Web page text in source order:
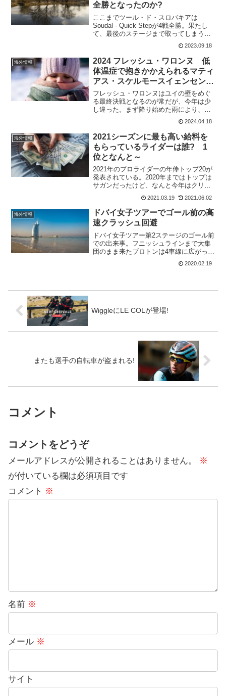
全勝となったのか?
ここまでツール・ド・スロバキアは
Soudal - Quick Stepが4戦全勝。果たし
て、最後のステージまで取ってしまうの
だろうか。他チームの奮起が期待され
る。第5ステージ ホロホヴェツ～プー
チョフ 183.5km最終ステージはフロホ
ヴ...
2023.09.18
海外情報
2024 フレッシュ・ワロンヌ 低
体温症で抱きかかえられるマティ
アス・スケルモースイェンセンの
悲壮な映像
フレッシュ・ワロンヌはユイの壁をめぐ
る最終決戦となるのが常だが、今年は少
し違った。まず降り始めた雨により、寒
さで脱落する選手が多数。最終完走者は
44人という厳しいレースとなった。気温4
度で雨ならば、身体がうける影響は氷点
下だ。リタイヤした中...
2024.04.18
海外情報
2021シーズンに最も高い給料を
もらっているライダーは誰? 1
位となんと～
2021年のプロライダーの年俸トップ20が
発表されている。2020年まではトップは
サガンだったけど、なんと今年はクリ
ス・フルームが逆転している。どれだ
け、Israel Start-up Nationはお金を持って
いるんだか。2021年 サラ...
2021.03.19 2021.06.02
海外情報
ドバイ女子ツアーでゴール前の高
速クラッシュ回避
ドバイ女子ツアー第2ステージのゴール前
での出来事。フニッシュラインまで大集
団のまま来たブロトンは4車線に広がって
スプリント開始。しかし、ゴールは150m
前から2車線になっていた。優勝した選手
2020.02.19
WiggleにLE COLが登場!
またも選手の自転車が盗まれる!
コメント
コメントをどうぞ
メールアドレスが公開されることはありません。
※
が付いている欄は必須項目です
コメント ※
名前 ※
メール ※
サイト